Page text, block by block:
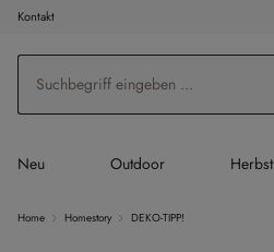
Hauptinhalt springen
Zur Suche springen
Zur Hauptnavigation springen
Kontakt
Neu Outdoor Herbst
Home Homestory DEKO-TIPP!